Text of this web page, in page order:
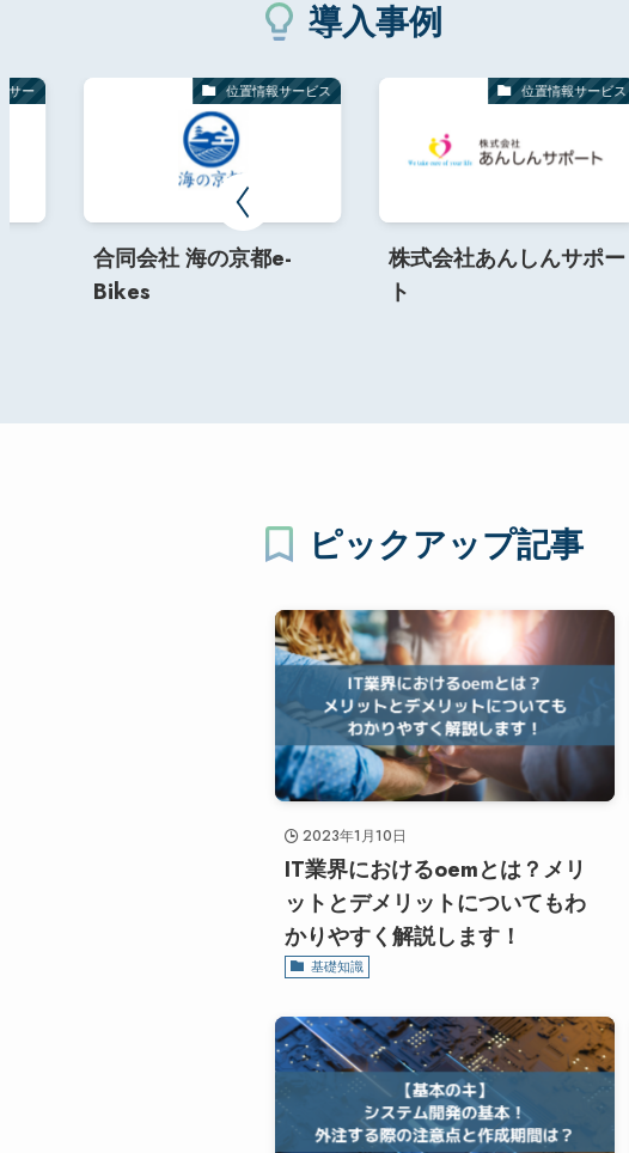
導入事例
サー 位置情報サービス
合同会社 海の京都e-
Bikes
位置情報サービス
株式会社あんしんサポー
ト
ピックアップ記事
2023年1月10日
IT業界におけるoemとは？メリ
ットとデメリットについてもわ
かりやすく解説します！
基礎知識